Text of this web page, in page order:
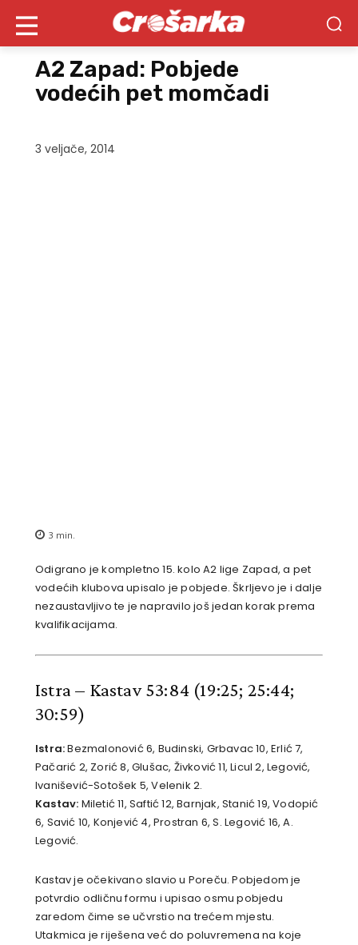
A2 Zapad: Pobjede
vodećih pet momčadi
3 veljače, 2014
3 min.
Odigrano je kompletno 15. kolo A2 lige Zapad, a pet
vodećih klubova upisalo je pobjede. Škrljevo je i dalje
nezaustavljivo te je napravilo još jedan korak prema
kvalifikacijama.
Istra – Kastav 53:84 (19:25; 25:44;
30:59)
Istra:Bezmalonović 6, Budinski, Grbavac 10, Erlić 7,
Pačarić 2, Zorić 8, Glušac, Živković 11, Licul 2, Legović,
Ivanišević-Sotošek 5, Velenik 2.
Kastav: Miletić 11, Saftić 12, Barnjak, Stanić 19, Vodopić
6, Savić 10, Konjević 4, Prostran 6, S. Legović 16, A.
Legović.
Kastav je očekivano slavio u Poreču. Pobjedom je
potvrdio odličnu formu i upisao osmu pobjedu
zaredom čime se učvrstio na trećem mjestu.
Utakmica je riješena već do poluvremena na koje